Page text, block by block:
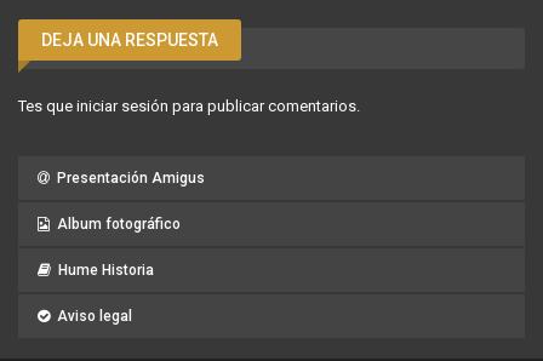
DEJA UNA RESPUESTA
Tes que iniciar sesión para publicar comentarios.
Presentación Amigus
Album fotográfico
Hume Historia
Aviso legal